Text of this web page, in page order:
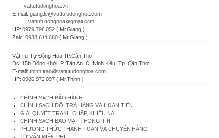
vattutudonghoa.vn
E-mail: giang.le@vattutudonghoa.com
vattutudonghoa@gmail.com
HP: 0979 798 052 ( Mr.Giang )
Zalo: 0938 614 680 ( Mr.Giang )
Vật Tư Tự Động Hóa TP.Cần Thơ
Đc: 15b Đồng Khởi. P. Tân An. Q. Ninh Kiều. Tp. Cần Thơ
E-mail: thinh.tran@vattutudonghoa.com
HP: 0986 972 097 ( Mr.Thịnh )
CHÍNH SÁCH BẢO HÀNH
CHÍNH SÁCH ĐỔI TRẢ HÀNG VÀ HOÀN TIỀN
GIẢI QUYẾT TRANH CHẤP, KHIẾU NẠI
CHÍNH SÁCH BẢO MẬT THÔNG TIN
PHƯƠNG THỨC THANH TOÁN VÀ CHUYỂN HÀNG
TƯ VẤN MIỄN PHÍ